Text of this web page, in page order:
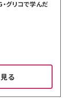
グリコで学んだ
る